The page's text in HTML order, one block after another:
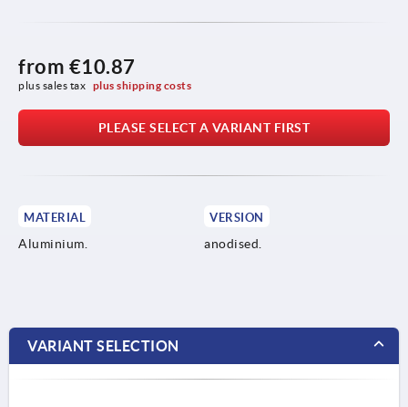
from €10.87
plus sales tax plus shipping costs
PLEASE SELECT A VARIANT FIRST
MATERIAL
Aluminium.
VERSION
anodised.
VARIANT SELECTION